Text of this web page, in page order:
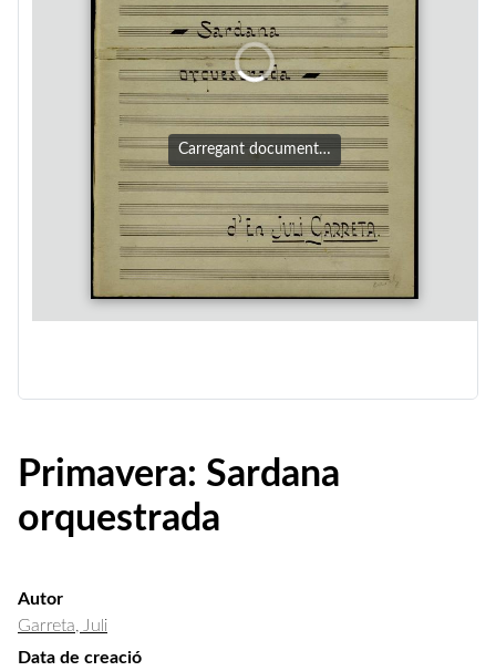
Carregant document…
Primavera: Sardana
orquestrada
Autor
Garreta, Juli
Data de creació